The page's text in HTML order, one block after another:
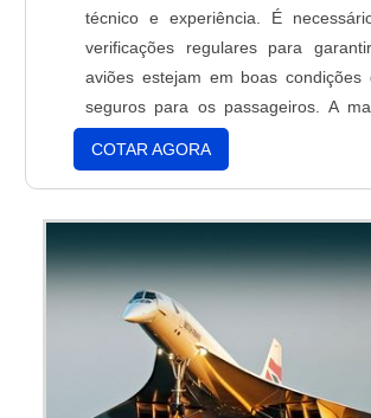
técnico e experiência. É
verificações regulares para
aviões estejam em boas condições
seguros para os passageiros. A
de aviões envolve a verificação de
sistemas, a substituição de peças
e a realização de testes para
aviões estejam em
padrões de segurança. A
aviões é essencial para garantir a
dos passageiros e a integridade dos
COTAR AGORA